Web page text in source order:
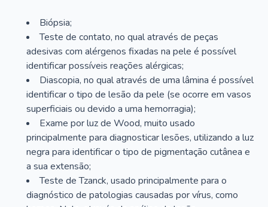
Biópsia;
Teste de contato, no qual através de peças
adesivas com alérgenos fixadas na pele é possível
identificar possíveis reações alérgicas;
Diascopia, no qual através de uma lâmina é possível
identificar o tipo de lesão da pele (se ocorre em vasos
superficiais ou devido a uma hemorragia);
Exame por luz de Wood, muito usado
principalmente para diagnosticar lesões, utilizando a luz
negra para identificar o tipo de pigmentação cutânea e
a sua extensão;
Teste de Tzanck, usado principalmente para o
diagnóstico de patologias causadas por vírus, como